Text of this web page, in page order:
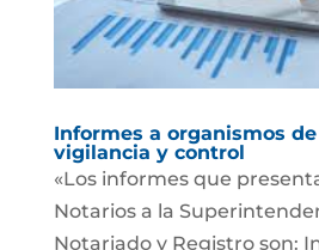
Informes a organismos
vigilancia y control
«Los informes que
Notarios a la
Notariado y Registro son: